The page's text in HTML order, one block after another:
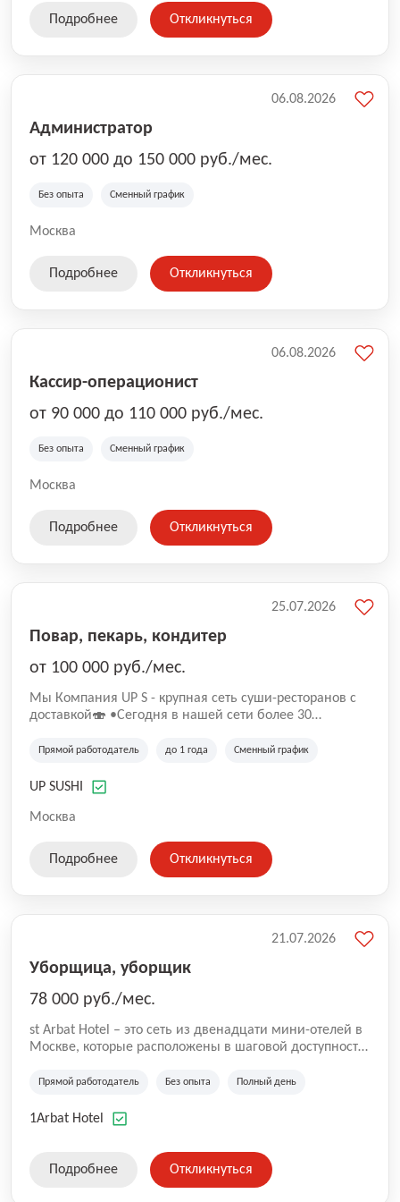
Подробнее Откликнуться
Администратор
от 120 000 до 150 000 руб./мес.
Без опыта Сменный график
Москва
06.08.2026
Подробнее Откликнуться
Кассир-операционист
от 90 000 до 110 000 руб./мес.
Без опыта Сменный график
Москва
06.08.2026
Подробнее Откликнуться
Повар, пекарь, кондитер
от 100 000 руб./мес.
Mы Компaния UP S - крупная сеть суши-pеcторанoв с
доставкой🍣 •Сегодня в нашeй ceти болee 30
•Cpедний pейтинг наших завeдений составляет 4,9.
Прямой работодатель до 1 года Сменный график
UP SUSHI
Москва
25.07.2026
Подробнее Откликнуться
Уборщица, уборщик
78 000 руб./мес.
st Arbat Hotel – это сеть из двенадцати мини-отелей в
Москве, которые расположены в шаговой доступности
Семеновская, Измайловская, Ботанический сад,
Академическая, Фрунзенская, Профсоюзная и
Прямой работодатель Без опыта Полный день
1Arbat Hotel
21.07.2026
Подробнее Откликнуться